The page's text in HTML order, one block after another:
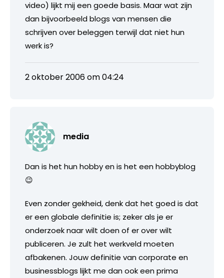
video) lijkt mij een goede basis. Maar wat zijn
dan bijvoorbeeld blogs van mensen die
schrijven over beleggen terwijl dat niet hun
werk is?
2 oktober 2006 om 04:24
media
Dan is het hun hobby en is het een hobbyblog
😉
Even zonder gekheid, denk dat het goed is dat
er een globale definitie is; zeker als je er
onderzoek naar wilt doen of er over wilt
publiceren. Je zult het werkveld moeten
afbakenen. Jouw definitie van corporate en
businessblogs lijkt me dan ook een prima